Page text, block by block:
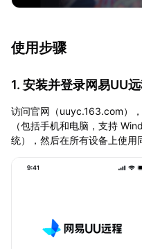
使用步骤
1. 安装并登录网易UU
访问官网（uuyc.163.com）
（包括手机和电脑，支持
统），然后在所有设备上使用